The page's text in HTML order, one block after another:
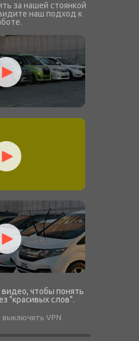
за нашей стоянкой
наш подход к
чтобы понять
"красивых слов".
выключить VPN